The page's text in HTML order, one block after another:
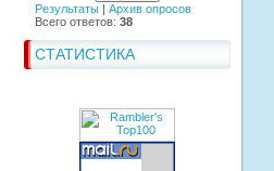
Результаты | Архив опросов
Всего ответов: 38
СТАТИСТИКА